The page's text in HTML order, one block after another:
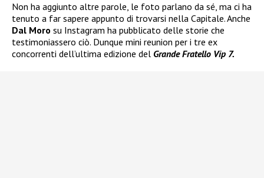
Non ha aggiunto altre parole, le foto parlano da sé, ma ci ha
tenuto a far sapere appunto di trovarsi nella Capitale. Anche
Dal Moro su Instagram ha pubblicato delle storie che
testimoniassero ciò. Dunque mini reunion per i tre ex
concorrenti dell’ultima edizione del Grande Fratello Vip 7.